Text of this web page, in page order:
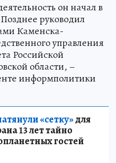
он начал в
руководил
Каменска-
управления
Российской
области, –
информполитики
«сетку»для
13 лет тайно
гостей